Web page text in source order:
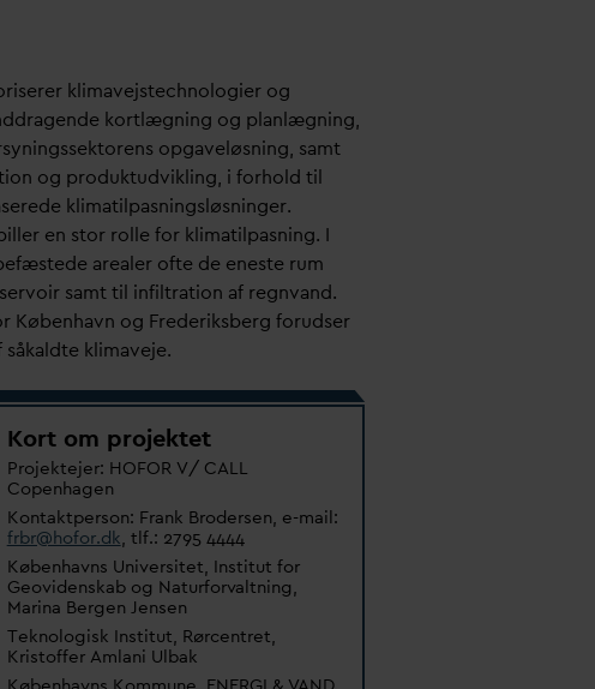
klimavejstechnologier og
kortlægning og planlægning,
opgaveløsning, samt
og produktudvikling, i forhold til
klimatilpasningsløsninger.
en stor rolle for klimatilpasning. I
arealer ofte de eneste rum
samt til infiltration af regnvand.
København og Frederiksberg forudser
klimaveje.
Kort om projektet
Projektejer: HOFOR V/ CALL
Copenhagen
Kontaktperson: Frank Brodersen, e-mail:
frbr@hofor.dk, tlf.: 2795 4444
Københavns Universitet, Institut for
Geovidenskab og Naturforvaltning,
Marina Bergen Jensen
Teknologisk Institut, Rørcentret,
Kristoffer Amlani Ulbak